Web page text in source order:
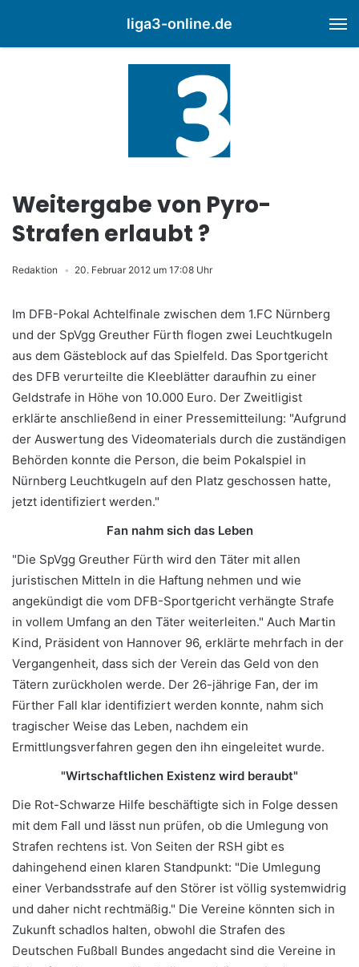
liga3-online.de
Weitergabe von Pyro-
Strafen erlaubt ?
Redaktion 20. Februar 2012 um 17:08 Uhr
Im DFB-Pokal Achtelfinale zwischen dem 1.FC Nürnberg
und der SpVgg Greuther Fürth flogen zwei Leuchtkugeln
aus dem Gästeblock auf das Spielfeld. Das Sportgericht
des DFB verurteilte die Kleeblätter daraufhin zu einer
Geldstrafe in Höhe von 10.000 Euro. Der Zweitligist
erklärte anschließend in einer Pressemitteilung: "Aufgrund
der Auswertung des Videomaterials durch die zuständigen
Behörden konnte die Person, die beim Pokalspiel in
Nürnberg Leuchtkugeln auf den Platz geschossen hatte,
jetzt identifiziert werden."
Fan nahm sich das Leben
"Die SpVgg Greuther Fürth wird den Täter mit allen
juristischen Mitteln in die Haftung nehmen und wie
angekündigt die vom DFB-Sportgericht verhängte Strafe
in vollem Umfang an den Täter weiterleiten." Auch Martin
Kind, Präsident von Hannover 96, erklärte mehrfach in der
Vergangenheit, dass sich der Verein das Geld von den
Tätern zurückholen werde. Der 26-jährige Fan, der im
Fürther Fall klar identifiziert werden konnte, nahm sich
tragischer Weise das Leben, nachdem ein
Ermittlungsverfahren gegen den ihn eingeleitet wurde.
"Wirtschaftlichen Existenz wird beraubt"
Die Rot-Schwarze Hilfe beschäftigte sich in Folge dessen
mit dem Fall und lässt nun prüfen, ob die Umlegung von
Strafen rechtens ist. Von Seiten der RSH gibt es
dahingehend einen klaren Standpunkt: "Die Umlegung
einer Verbandsstrafe auf den Störer ist völlig systemwidrig
und daher nicht rechtmäßig." Die Vereine könnten sich in
Zukunft schadlos halten, obwohl die Strafen des
Deutschen Fußball Bundes angedacht sind die Vereine in